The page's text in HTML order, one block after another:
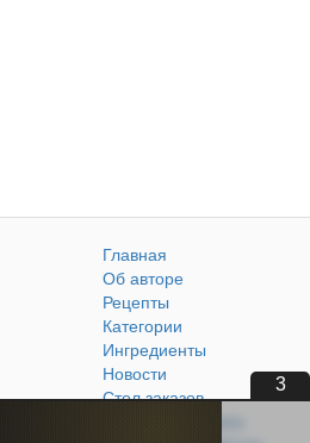
1
Главная
Об авторе
Рецепты
Категории
Ингредиенты
Новости
Стол заказов